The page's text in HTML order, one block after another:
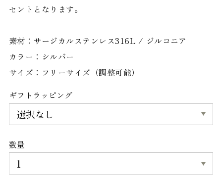
セントとなります。
素材：サージカルステンレス316L / ジルコニア
カラー：シルバー
サイズ：フリーサイズ（調整可能）
ギフトラッピング
数量